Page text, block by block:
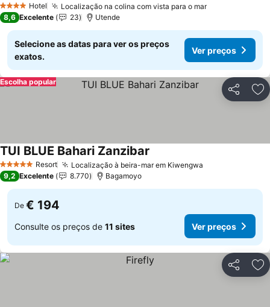
4 EstrelasHotel Localização na colina com vista para o marVer preços
8,6 Excelente 23 Utende
Selecione as datas para ver os preços
exatos.
Ver preços
Partilhar
Escolha popular
5 Estrelas Resort Localização à beira-mar em Kiwengwa
TUI BLUE Bahari Zanzibar
9,2 Excelente 8.770 Bagamoyo
De € 194
Consulte os preços de 11 sites Ver preços
Partilhar